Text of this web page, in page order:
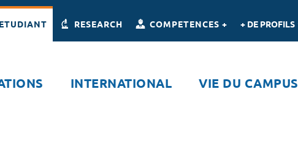
ETUDIANT RESEARCH COMPETENCES + + DE PROFILS
INTERNATIONAL VIE DU CAMPUS